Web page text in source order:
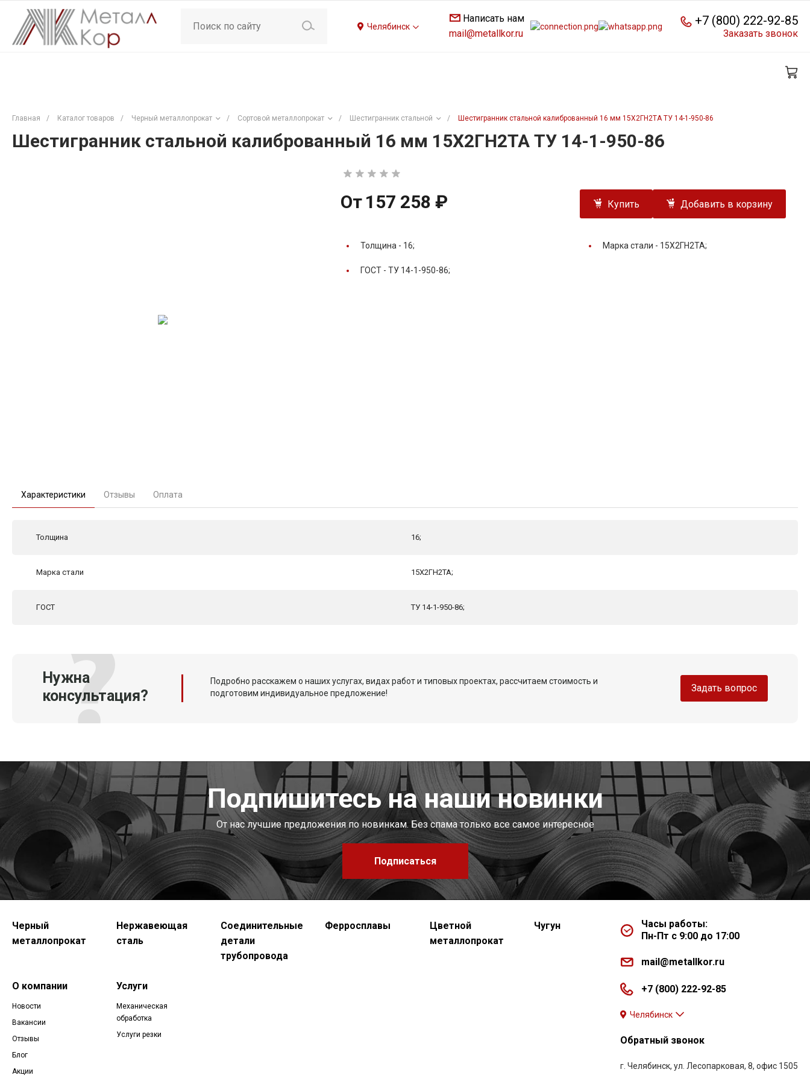
Челябинск
Написать нам
mail@metallkor.ru
+7 (800) 222-92-85
Заказать звонок
Главная / Каталог товаров / Черный металлопрокат / Сортовой металлопрокат / Шестигранник стальной / Шестигранник стальной калиброванный 16 мм 15Х2ГН2ТА ТУ 14-1-950-86
Шестигранник стальной калиброванный 16 мм 15Х2ГН2ТА ТУ 14-1-950-86
От 157 258 ₽ Купить Добавить в корзину
Толщина - 16; Марка стали - 15Х2ГН2ТА;
ГОСТ - ТУ 14-1-950-86;
Характеристики Отзывы Оплата
Толщина 16;
Марка стали 15Х2ГН2ТА;
ГОСТ ТУ 14-1-950-86;
Нужна
консультация?
Подробно расскажем о наших услугах, видах работ и типовых проектах, рассчитаем стоимость и
подготовим индивидуальное предложение!
Задать вопрос
Подпишитесь на наши новинки
От нас лучшие предложения по новинкам. Без спама только все самое интересное
Подписаться
Черный
металлопрокат
Нержавеющая
сталь
Соединительные
детали
трубопровода
Ферросплавы
Цветной
металлопрокат
Чугун
О компании
Новости
Вакансии
Отзывы
Блог
Акции
Услуги
Механическая
обработка
Услуги резки
Часы работы:
Пн-Пт с 9:00 до 17:00
mail@metallkor.ru
+7 (800) 222-92-85
Челябинск
Обратный звонок
г. Челябинск, ул. Лесопарковая, 8, офис 1505